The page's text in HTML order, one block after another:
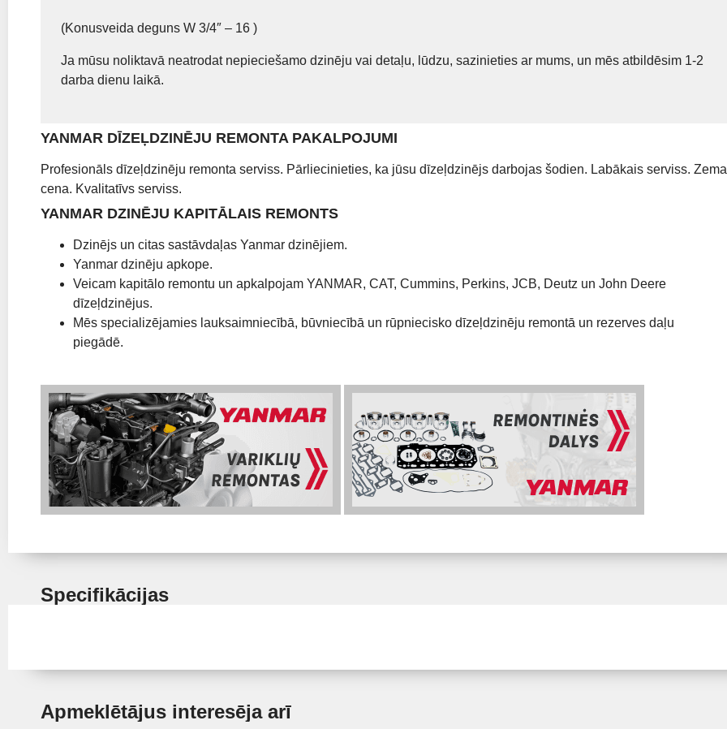
(Konusveida deguns W 3/4″ – 16 )
Ja mūsu noliktavā neatrodat nepieciešamo dzinēju vai detaļu, lūdzu, sazinieties ar mums, un mēs atbildēsim 1-2
darba dienu laikā.
YANMAR DĪZEĻDZINĒJU REMONTA PAKALPOJUMI
Profesionāls dīzeļdzinēju remonta serviss. Pārliecinieties, ka jūsu dīzeļdzinējs darbojas šodien. Labākais serviss. Zema
cena. Kvalitatīvs serviss.
YANMAR DZINĒJU KAPITĀLAIS REMONTS
Dzinējs un citas sastāvdaļas Yanmar dzinējiem.
Yanmar dzinēju apkope.
Veicam kapitālo remontu un apkalpojam YANMAR, CAT, Cummins, Perkins, JCB, Deutz un John Deere
dīzeļdzinējus.
Mēs specializējamies lauksaimniecībā, būvniecībā un rūpniecisko dīzeļdzinēju remontā un rezerves daļu
piegādē.
Specifikācijas
Apmeklētājus interesēja arī